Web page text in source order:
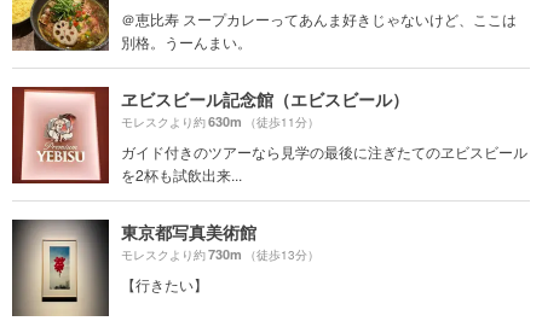
＠恵比寿 スープカレーってあんま好きじゃないけど、ここは
別格。うーんまい。
ヱビスビール記念館（エビスビール）
モレスクより約630m （徒歩11分）
ガイド付きのツアーなら見学の最後に注ぎたてのヱビスビール
を2杯も試飲出来...
東京都写真美術館
モレスクより約730m （徒歩13分）
【行きたい】